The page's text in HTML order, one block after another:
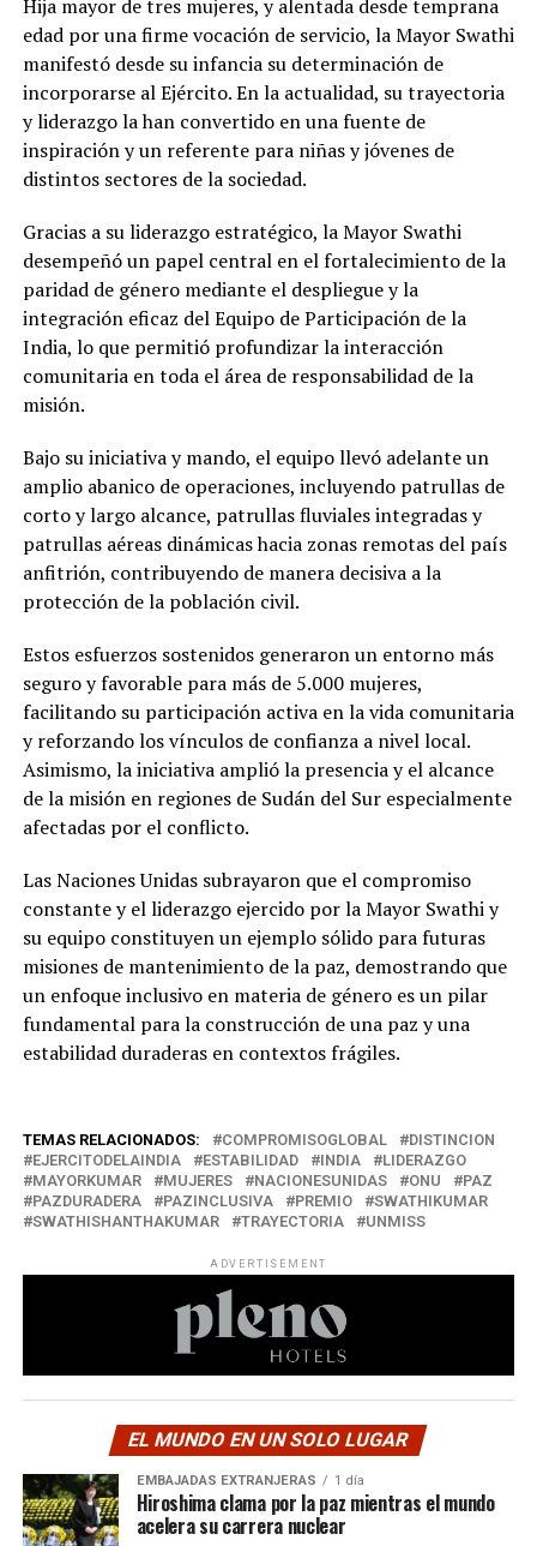
Hija mayor de tres mujeres, y alentada desde temprana
edad por una firme vocación de servicio, la Mayor Swathi
manifestó desde su infancia su determinación de
incorporarse al Ejército. En la actualidad, su trayectoria
y liderazgo la han convertido en una fuente de
inspiración y un referente para niñas y jóvenes de
distintos sectores de la sociedad.
Gracias a su liderazgo estratégico, la Mayor Swathi
desempeñó un papel central en el fortalecimiento de la
paridad de género mediante el despliegue y la
integración eficaz del Equipo de Participación de la
India, lo que permitió profundizar la interacción
comunitaria en toda el área de responsabilidad de la
misión.
Bajo su iniciativa y mando, el equipo llevó adelante un
amplio abanico de operaciones, incluyendo patrullas de
corto y largo alcance, patrullas fluviales integradas y
patrullas aéreas dinámicas hacia zonas remotas del país
anfitrión, contribuyendo de manera decisiva a la
protección de la población civil.
Estos esfuerzos sostenidos generaron un entorno más
seguro y favorable para más de 5.000 mujeres,
facilitando su participación activa en la vida comunitaria
y reforzando los vínculos de confianza a nivel local.
Asimismo, la iniciativa amplió la presencia y el alcance
de la misión en regiones de Sudán del Sur especialmente
afectadas por el conflicto.
Las Naciones Unidas subrayaron que el compromiso
constante y el liderazgo ejercido por la Mayor Swathi y
su equipo constituyen un ejemplo sólido para futuras
misiones de mantenimiento de la paz, demostrando que
un enfoque inclusivo en materia de género es un pilar
fundamental para la construcción de una paz y una
estabilidad duraderas en contextos frágiles.
TEMAS RELACIONADOS: COMPROMISOGLOBAL
DISTINCION
EJERCITODELAINDIA
ESTABILIDAD INDIA
LIDERAZGO
MAYORKUMAR
MUJERES NACIONESUNIDAS ONU
PAZ
PAZDURADERA
PAZINCLUSIVA PREMIO
SWATHIKUMAR
SWATHISHANTHAKUMAR
TRAYECTORIA UNMISS
ADVERTISEMENT
EL MUNDO EN UN SOLO LUGAR
EMBAJADAS EXTRANJERAS 1 día
Hiroshima clama por la paz mientras el mundo
acelera su carrera nuclear